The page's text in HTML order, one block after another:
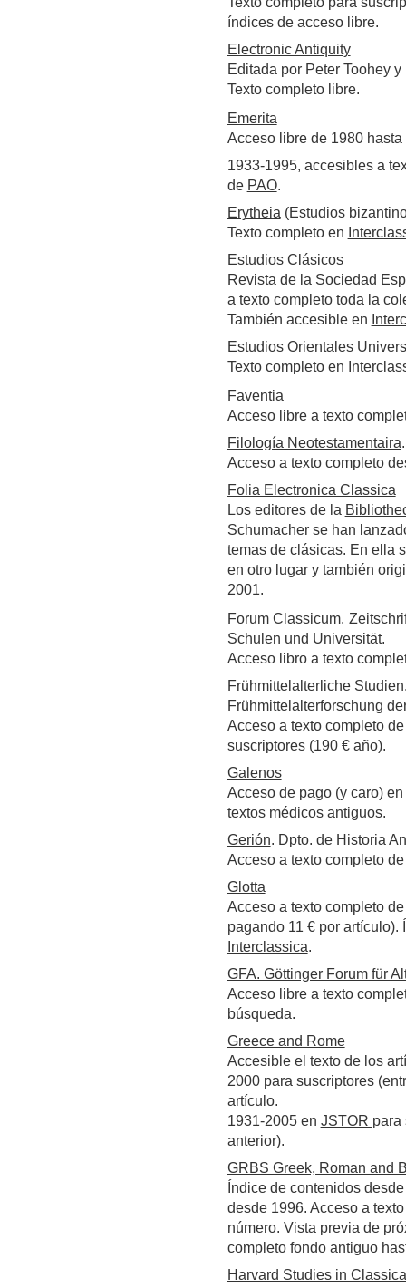
índices de acceso libre.
Electronic Antiquity
Editada por Peter Toohey
Texto completo libre.
Emerita
Acceso libre de 1980 hasta
1933-1995, accesibles a
de PAO.
Erytheia (Estudios
Texto completo en
Estudios Clásicos
Revista de la Sociedad
a texto completo toda la
También accesible en
Estudios Orientales
Texto completo en
Faventia
Acceso libre a texto
Filología Neotestamentaira
Acceso a texto completo
Folia Electronica Classica
Los editores de la
Schumacher se han
temas de clásicas. En ella
en otro lugar y también
2001.
Forum Classicum.
Schulen und Universität.
Acceso libro a texto
Frühmittelalterliche Studien
Frühmittelalterforschung
Acceso a texto completo
suscriptores (190 € año).
Galenos
Acceso de pago (y caro)
textos médicos antiguos.
Gerión. Dpto. de Historia
Acceso a texto completo
Glotta
Acceso a texto completo
pagando 11 € por
Interclassica.
GFA. Göttinger Forum für
Acceso libre a texto
búsqueda.
Greece and Rome
Accesible el texto de los
2000 para suscriptores
artículo.
1931-2005 en JSTOR para
anterior).
GRBS Greek, Roman and
Índice de contenidos
desde 1996. Acceso a
número. Vista previa de
completo fondo antiguo
Harvard Studies in